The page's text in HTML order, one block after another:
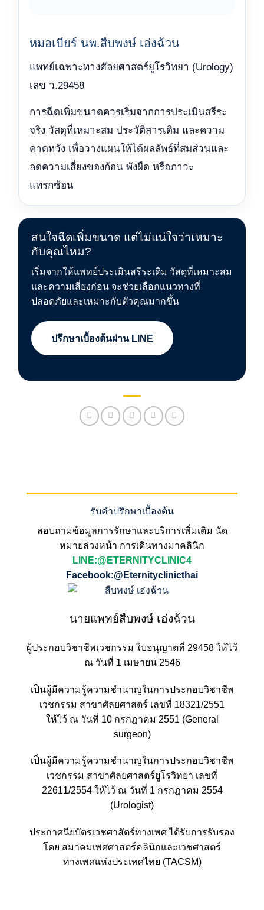
หมอเบียร์ นพ.สืบพงษ์ เอ่งฉ้วน
แพทย์เฉพาะทางศัลยศาสตร์ยูโรวิทยา (Urology)
เลข ว.29458
การฉีดเพิ่มขนาดควรเริ่มจากการประเมินสรีระ
จริง วัสดุที่เหมาะสม ประวัติสารเดิม และความ
คาดหวัง เพื่อวางแผนให้ได้ผลลัพธ์ที่สมส่วนและ
ลดความเสี่ยงของก้อน พังผืด หรือภาวะ
แทรกซ้อน
สนใจฉีดเพิ่มขนาด แต่ไม่แน่ใจว่าเหมาะ
กับคุณไหม?
เริ่มจากให้แพทย์ประเมินสรีระเดิม วัสดุที่เหมาะสม
และความเสี่ยงก่อน จะช่วยเลือกแนวทางที่
ปลอดภัยและเหมาะกับตัวคุณมากขึ้น
ปรึกษาเบื้องต้นผ่าน LINE
รับคำปรึกษาเบื้องต้น
สอบถามข้อมูลการรักษาและบริการเพิ่มเติม นัด
หมายล่วงหน้า การเดินทางมาคลินิก
LINE:@ETERNITYCLINIC4
Facebook:@Eternityclinicthai
นายแพทย์สืบพงษ์ เอ่งฉ้วน
ผู้ประกอบวิชาชีพเวชกรรม ใบอนุญาตที่ 29458 ให้ไว้
ณ วันที่ 1 เมษายน 2546
เป็นผู้มีความรู้ความชำนาญในการประกอบวิชาชีพ
เวชกรรม สาขาศัลยศาสตร์ เลขที่ 18321/2551
ให้ไว้ ณ วันที่ 10 กรกฎาคม 2551 (General
surgeon)
เป็นผู้มีความรู้ความชำนาญในการประกอบวิชาชีพ
เวชกรรม สาขาศัลยศาสตร์ยูโรวิทยา เลขที่
22611/2554 ให้ไว้ ณ วันที่ 1 กรกฎาคม 2554
(Urologist)
ประกาศนียบัตรเวชศาสัตร์ทางเพศ ได้รับการรับรอง
โดย สมาคมเพศศาสตร์คลินิกและเวชศาสตร์
ทางเพศแห่งประเทศไทย (TACSM)